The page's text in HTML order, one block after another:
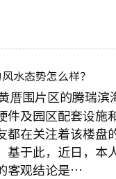
水态势怎么样？
厝围片区的腾瑞滨
件及园区配套设施
都在关注着该楼盘
基于此，近日，本
客观结论是…